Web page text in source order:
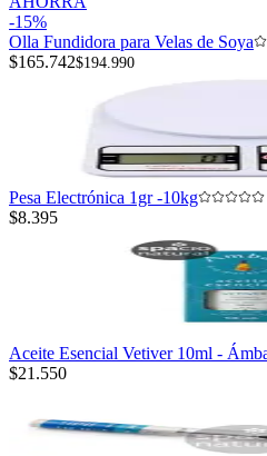
-15%
Olla Fundidora para Velas de Soya
$165.742$194.990
Pesa Electrónica 1gr -10kg
$8.395
Aceite Esencial Vetiver 10ml -
$21.550